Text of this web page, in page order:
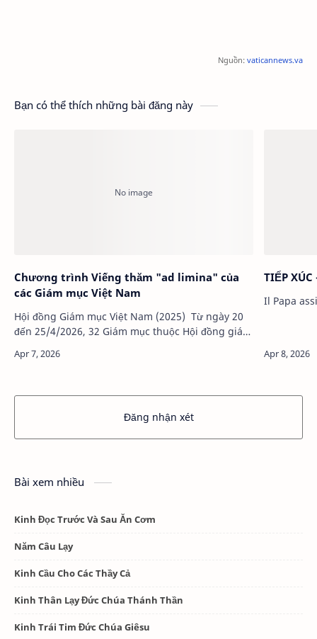
Nguồn: vaticannews.va
Bạn có thể thích những bài đăng này
Chương trình Viếng thăm "ad limina" của
các Giám mục Việt Nam
Hội đồng Giám mục Việt Nam (2025) Từ ngày 20
đến 25/4/2026, 32 Giám mục thuộc Hội đồng giám
TIẾP
Đăng nhận xét
Bài xem nhiều
Kinh Đọc Trước Và Sau Ăn Cơm
Năm Câu Lạy
Kinh Cầu Cho Các Thầy Cả
Kinh Thân Lạy Đức Chúa Thánh Thần
Kinh Trái Tim Đức Chúa Giêsu